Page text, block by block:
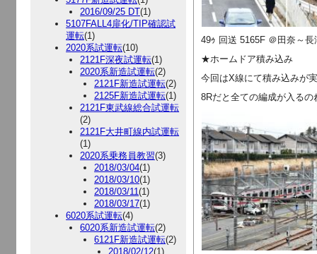
2016/09/25 DT(1)
5107FALL4扉化/TIP確認試
運転(1)
2020系試運転(10)
2121F深夜試運転(1)
2020系新造試運転(2)
2121F新造試運転(2)
2125F新造試運転(1)
2121F東武線総合試運転
(2)
2121F大井町線内試運転
(1)
2020系乗務員教習(3)
2018/03/04(1)
2018/03/10(1)
2018/03/11(1)
2018/03/17(1)
6020系試運転(4)
6020系新造試運転(2)
6121F新造試運転(2)
2018/02/12(1)
49ｩ 回送 5165F ＠田奈～長
★ホームドア積み込み
今回はX線にて積み込みが
8Rだと全ての編成が入るの